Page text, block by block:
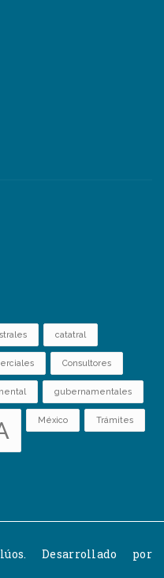
catatral
Consultores
gubernamentales
México Trámites
Desarrollado por